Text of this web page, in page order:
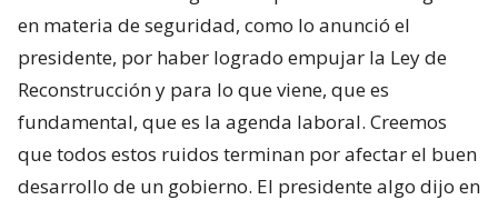
en materia de seguridad, como lo anunció el
presidente, por haber logrado empujar la Ley de
Reconstrucción y para lo que viene, que es
fundamental, que es la agenda laboral. Creemos
que todos estos ruidos terminan por afectar el buen
desarrollo de un gobierno. El presidente algo dijo en